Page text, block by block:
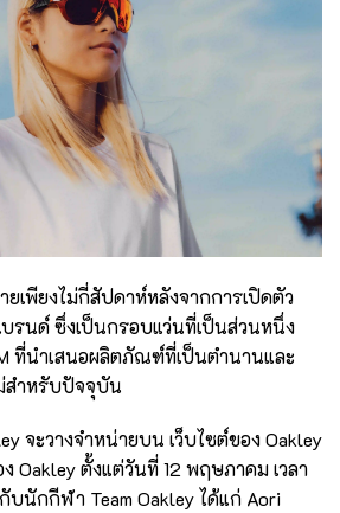
ยเพียงไม่กี่สัปดาห์หลังจากการเปิดตัว
บรนด์ ซึ่งเป็นกรอบแว่นที่เป็นส่วนหนึ่ง
ที่นำเสนอผลิตภัณฑ์ที่เป็นตำนานและ
สำหรับปัจจุบัน
จะวางจำหน่ายบน เว็บไซต์ของ Oakley
Oakley ตั้งแต่วันที่ 12 พฤษภาคม เวลา
บนักกีฬา Team Oakley ได้แก่ Aori